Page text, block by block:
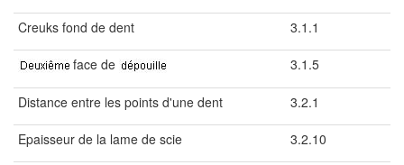
Creuks fond de dent 3.1.1
face de 3.1.5
Distance entre les points d'une dent 3.2.1
Epaisseur de la lame de scie 3.2.10